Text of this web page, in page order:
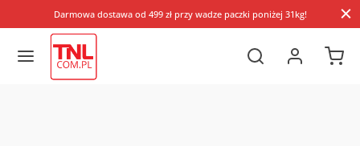
Darmowa dostawa od 499 zł przy wadze paczki poniżej 31kg!